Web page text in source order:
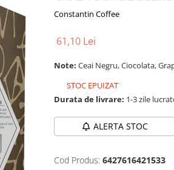
Constantin Coffee
61,10 Lei
Note: Ceai Negru, Ciocolata,
STOC EPUIZAT
Durata de livrare: 1-3 zile
ALERTA STOC
Cod Produs: 6427616421533